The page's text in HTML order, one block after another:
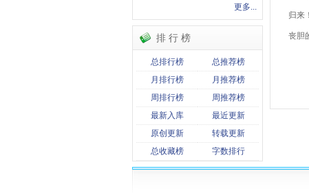
更多...
排 行 榜
总排行榜
总推荐榜
月排行榜
月推荐榜
周排行榜
周推荐榜
最新入库
最近更新
原创更新
转载更新
总收藏榜
字数排行
归来
丧胆
关
从